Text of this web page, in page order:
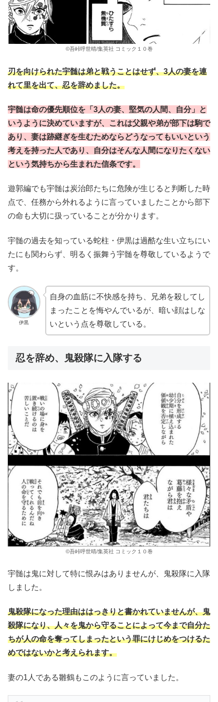
©吾峠呼世晴/集英社 コミック１０巻
刃を向けられた宇髄は弟と戦うことはせず、3人の妻を連
れて里を出て、忍を辞めました。
宇髄は命の優先順位を「3人の妻、堅気の人間、自分」と
いうように決めていますが、これは父親や弟が部下は駒で
あり、妻は跡継ぎを生むためならどうなってもいいという
考えを持った人であり、自分はそんな人間になりたくない
という気持ちから生まれた信条です。
遊郭編でも宇髄は炭治郎たちに危険が生じると判断した時
点で、任務から外れるように言っていましたことから部下
の命も大切に扱っていることが分かります。
宇髄の過去を知っている蛇柱・伊黒は過酷な生い立ちにい
たにも関わらず、明るく振舞う宇髄を尊敬しているようで
す。
伊黒
自身の血筋に不快感を持ち、兄弟を殺してし
まったことを悔やんでいるが、暗い顔はしな
いという点を尊敬している。
忍を辞め、鬼殺隊に入隊する
©吾峠呼世晴/集英社 コミック１０巻
宇髄は鬼に対して特に恨みはありませんが、鬼殺隊に入隊
しました。
鬼殺隊になった理由ははっきりと書かれていませんが、鬼
殺隊になり、人々を鬼から守ることによって今まで自分た
ちが人の命を奪ってしまったという罪にけじめをつけるた
めではないかと考えられます。
妻の1人である雛鶴もこのように言っていました。